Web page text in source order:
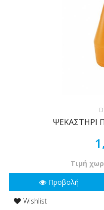
ΨΕΚΑΣΤΗΡΙ
Τιμή
Προβολή
Wishlist